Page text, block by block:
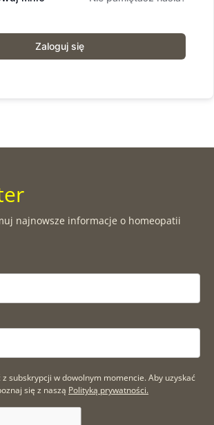
Zaloguj się
najnowsze informacje o homeopatii
subskrypcji w dowolnym momencie. Aby uzyskać
się z naszą Polityką prywatności.